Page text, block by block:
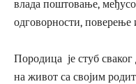
влада поштовање,
одговорности, поверење
Породица је стуб
на живот са својим